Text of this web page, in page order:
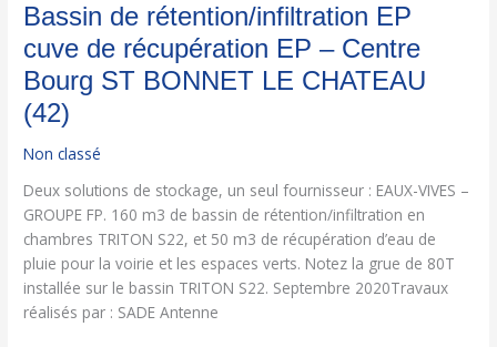
Bassin de rétention/infiltration EP
cuve de récupération EP – Centre
Bourg ST BONNET LE CHATEAU
(42)
Non classé
Deux solutions de stockage, un seul fournisseur : EAUX-VIVES –
GROUPE FP. 160 m3 de bassin de rétention/infiltration en
chambres TRITON S22, et 50 m3 de récupération d’eau de
pluie pour la voirie et les espaces verts. Notez la grue de 80T
installée sur le bassin TRITON S22. Septembre 2020Travaux
réalisés par : SADE Antenne